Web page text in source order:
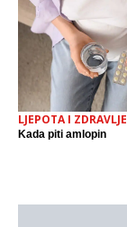
LJEPOTA I ZDRAVLJE
Kada piti amlopin